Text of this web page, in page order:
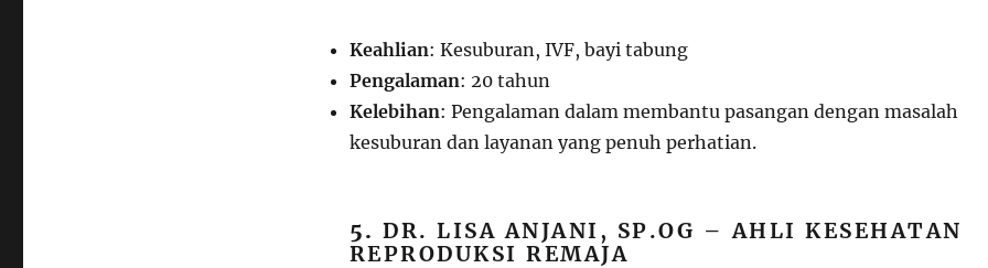
Keahlian: Kesuburan, IVF, bayi tabung
Pengalaman: 20 tahun
Kelebihan: Pengalaman dalam membantu pasangan dengan masalah
kesuburan dan layanan yang penuh perhatian.
5.DR. LISA ANJANI, SP.OG – AHLI KESEHATAN
REPRODUKSI REMAJA